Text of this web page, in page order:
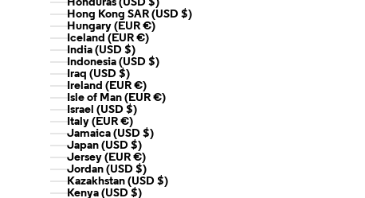
Hong Kong SAR (USD $)
Hungary (EUR €)
Iceland (EUR €)
India (USD $)
Indonesia (USD $)
Iraq (USD $)
Ireland (EUR €)
Isle of Man (EUR €)
Israel (USD $)
Italy (EUR €)
Jamaica (USD $)
Japan (USD $)
Jersey (EUR €)
Jordan (USD $)
Kazakhstan (USD $)
Kenya (USD $)